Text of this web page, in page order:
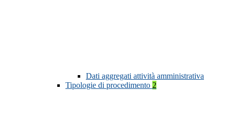
Dati aggregati attività amministrativa
Tipologie di procedimento 2